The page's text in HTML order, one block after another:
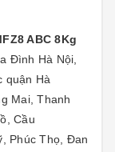
ABC 8Kg
Đình Hà Nội,
quận Hà
Mai, Thanh
Cầu
Phúc Thọ, Đan